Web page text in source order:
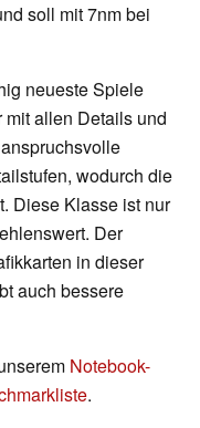
soll mit 7nm bei
neueste Spiele
allen Details und
wodurch die
Diese Klasse ist nur
Der
in dieser
auch bessere
Notebook-
.